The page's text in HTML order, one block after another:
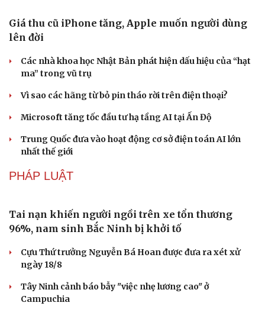
Văn hóa
Giá thu cũ iPhone tăng, Apple muốn người dùng
Vì sao các hãng từ bỏ pin tháo rời trên điện thoại?
Microsoft tăng tốc đầu tư hạ tầng AI tại Ấn Độ
Trung Quốc đưa vào hoạt động cơ sở điện toán AI lớn
PHÁP LUẬT